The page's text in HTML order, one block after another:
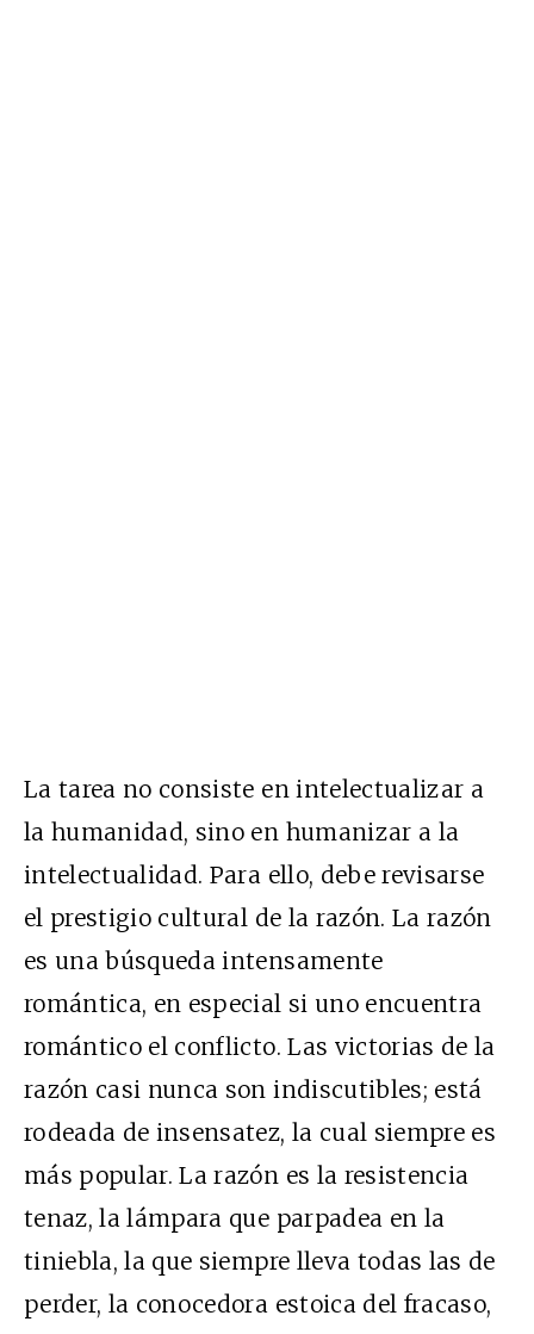
La tarea no consiste en intelectualizar a
la humanidad, sino en humanizar a la
intelectualidad. Para ello, debe revisarse
el prestigio cultural de la razón. La razón
es una búsqueda intensamente
romántica, en especial si uno encuentra
romántico el conflicto. Las victorias de la
razón casi nunca son indiscutibles; está
rodeada de insensatez, la cual siempre es
más popular. La razón es la resistencia
tenaz, la lámpara que parpadea en la
tiniebla, la que siempre lleva todas las de
perder, la conocedora estoica del fracaso,